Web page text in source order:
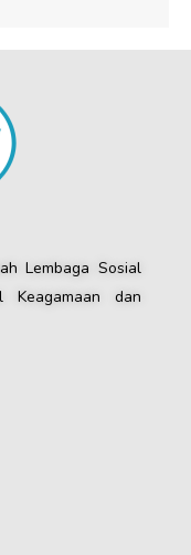
Lembaga Sosial
dan